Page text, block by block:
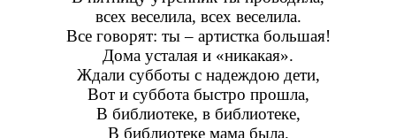
всех веселила, всех веселила.
Все говорят: ты – артистка большая!
Дома усталая и «никакая».
Ждали субботы с надеждою дети,
Вот и суббота быстро прошла,
В библиотеке, в библиотеке,
В библиотеке мама была.